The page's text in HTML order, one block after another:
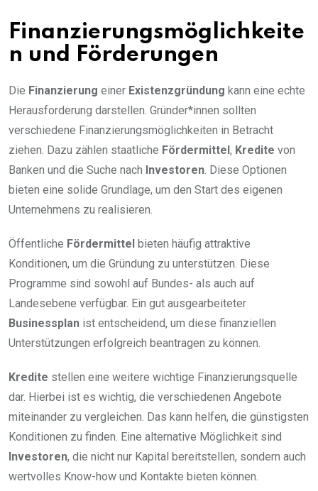
Finanzierungsmöglichkeite
n und Förderungen
Die Finanzierung einer Existenzgründung kann eine echte
Herausforderung darstellen. Gründer*innen sollten
verschiedene Finanzierungsmöglichkeiten in Betracht
ziehen. Dazu zählen staatliche Fördermittel, Kredite von
Banken und die Suche nach Investoren . Diese Optionen
bieten eine solide Grundlage, um den Start des eigenen
Unternehmens zu realisieren.
Öffentliche Fördermittel bieten häufig attraktive
Konditionen, um die Gründung zu unterstützen. Diese
Programme sind sowohl auf Bundes- als auch auf
Landesebene verfügbar. Ein gut ausgearbeiteter
Businessplan ist entscheidend, um diese finanziellen
Unterstützungen erfolgreich beantragen zu können.
Kredite stellen eine weitere wichtige Finanzierungsquelle
dar. Hierbei ist es wichtig, die verschiedenen Angebote
miteinander zu vergleichen. Das kann helfen, die günstigsten
Konditionen zu finden. Eine alternative Möglichkeit sind
Investoren, die nicht nur Kapital bereitstellen, sondern auch
wertvolles Know-how und Kontakte bieten können.